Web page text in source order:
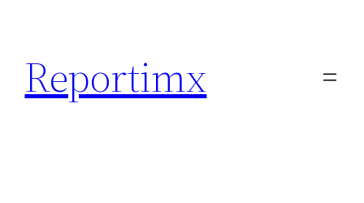
contenido
Reportimx